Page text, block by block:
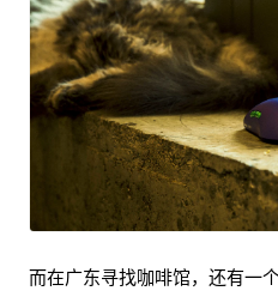
而在广东寻找咖啡馆，还有